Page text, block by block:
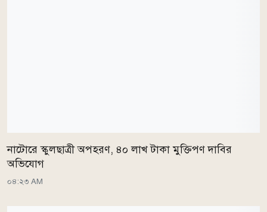
নাটোরে স্কুলছাত্রী অপহরণ, ৪০ লাখ টাকা মুক্তিপণ দাবির
অভিযোগ
০৪:২৩ AM